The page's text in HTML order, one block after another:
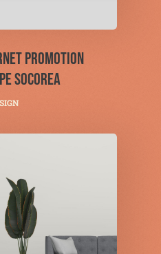
PROMOTION
SOCOREA